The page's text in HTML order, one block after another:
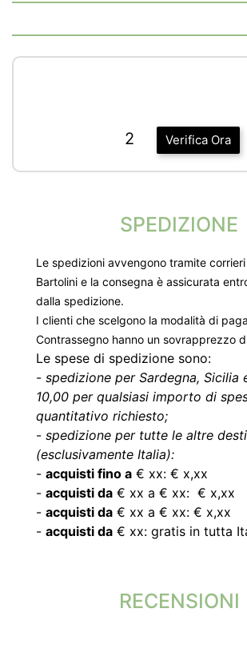
Verifica Ora
2
SPEDIZIONE
Le spedizioni avvengono tramite corrieri
Bartolini e la consegna è assicurata
dalla spedizione.
I clienti che scelgono la modalità di
Contrassegno hanno un sovrapprezzo
Le spese di spedizione sono:
- spedizione per Sardegna, Sicilia
10,00 per qualsiasi importo di
quantitativo richiesto;
- spedizione per tutte le altre
(esclusivamente Italia):
- acquisti fino a € xx: € x,xx
- acquisti da € xx a € xx: € x,xx
- acquisti da € xx a € xx: € x,xx
- acquisti da € xx: gratis in tutta
RECENSIONI